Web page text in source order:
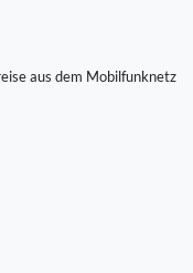
aus dem Mobilfunknetz